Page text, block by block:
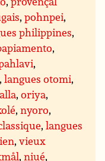
,pohnpei,
philippines,
,
,
,langues otomi,
,oriya,
,nyoro,
,langues
,vieux
,niué,